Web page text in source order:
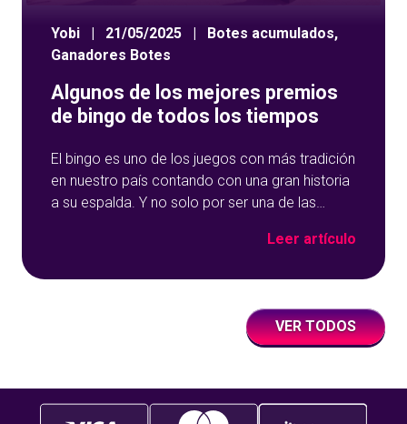
Yobi | 21/05/2025 | Botes acumulados,
Ganadores Botes
Algunos de los mejores premios
de bingo de todos los tiempos
El bingo es uno de los juegos con más tradición
en nuestro país contando con una gran historia
a su espalda. Y no solo por ser una de las
de juegos de tómbola, YoBingo, sino porque es
Leer artículo
VER TODOS